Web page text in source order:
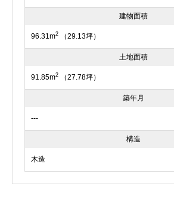
建物面積
96.31m2 （29.13坪）
土地面積
91.85m2 （27.78坪）
築年月
---
構造
木造